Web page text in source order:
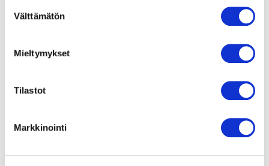
tai vanhempi. Vahvista ikäsi käyttääksesi sivustoa.
valinta
Välttämätön
Mieltymykset
Tilastot
Markkinointi
1 sipuli
400 g haricot-papuja